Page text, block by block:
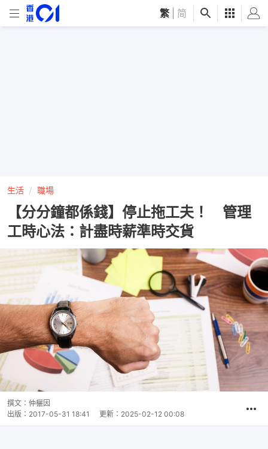
繁 简
生活 職場
【分分鐘都係錢】停止拖工夫！ 管理
工時心法：計盡時薪準時交貨
撰文： 仲欐因
出版： 2017-05-31 18:41 更新： 2025-02-12 00:08